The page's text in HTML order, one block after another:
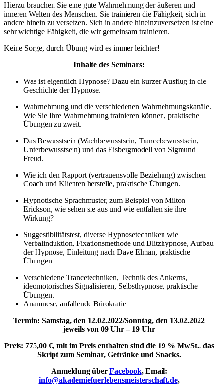
Hierzu brauchen Sie eine gute Wahrnehmung der äußeren und
inneren Welten des Menschen. Sie trainieren die Fähigkeit, sich in
andere hinein zu versetzen. Sich in andere hineinzuversetzen ist eine
sehr wichtige Fähigkeit, die wir gemeinsam trainieren.
Keine Sorge, durch Übung wird es immer leichter!
Inhalte des Seminars:
Was ist eigentlich Hypnose? Dazu ein kurzer Ausflug in die
Geschichte der Hypnose.
Wahrnehmung und die verschiedenen Wahrnehmungskanäle.
Wie Sie Ihre Wahrnehmung trainieren können, praktische
Übungen zu zweit.
Das Bewusstsein (Wachbewusstsein, Trancebewusstsein,
Unterbewusstsein) und das Eisbergmodell von Sigmund
Freud.
Wie ich den Rapport (vertrauensvolle Beziehung) zwischen
Coach und Klienten herstelle, praktische Übungen.
Hypnotische Sprachmuster, zum Beispiel von Milton
Erickson, wie sehen sie aus und wie entfalten sie ihre
Wirkung?
Suggestibilitätstest, diverse Hypnosetechniken wie
Verbalinduktion, Fixationsmethode und Blitzhypnose, Aufbau
der Hypnose, Einleitung nach Dave Elman, praktische
Übungen.
Verschiedene Trancetechniken, Technik des Ankerns,
ideomotorisches Signalisieren, Selbsthypnose, praktische
Übungen.
Anamnese, anfallende Bürokratie
Termin: Samstag, den 12.02.2022/Sonntag, den 13.02.2022
jeweils von 09 Uhr – 19 Uhr
Preis: 775,00 €, mit im Preis enthalten sind die 19 % MwSt., das
Skript zum Seminar, Getränke und Snacks.
Anmeldung über Facebook, Email:
info@akademiefuerlebensmeisterschaft.de,